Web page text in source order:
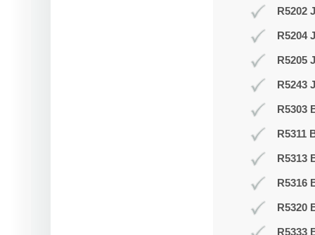
R5202
R5204
R5205
R5243
R5303
R5311
R5313
R5316
R5320
R5333